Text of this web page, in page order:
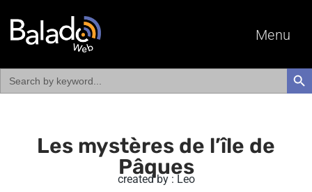
Menu
Search
for:
Les mystères de l’île de
Pâques
created by : Leo